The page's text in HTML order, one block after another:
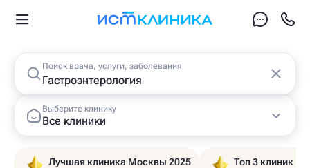
Поиск врача, услуги, заболевания
Выберите клинику
Все клиники
Лучшая клиника Москвы 2025 Топ 3 клиник